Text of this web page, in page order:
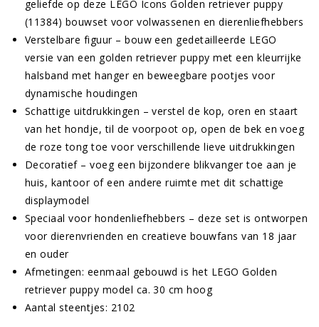
geliefde op deze LEGO Icons Golden retriever puppy
(11384) bouwset voor volwassenen en dierenliefhebbers
Verstelbare figuur – bouw een gedetailleerde LEGO
versie van een golden retriever puppy met een kleurrijke
halsband met hanger en beweegbare pootjes voor
dynamische houdingen
Schattige uitdrukkingen – verstel de kop, oren en staart
van het hondje, til de voorpoot op, open de bek en voeg
de roze tong toe voor verschillende lieve uitdrukkingen
Decoratief – voeg een bijzondere blikvanger toe aan je
huis, kantoor of een andere ruimte met dit schattige
displaymodel
Speciaal voor hondenliefhebbers – deze set is ontworpen
voor dierenvrienden en creatieve bouwfans van 18 jaar
en ouder
Afmetingen: eenmaal gebouwd is het LEGO Golden
retriever puppy model ca. 30 cm hoog
Aantal steentjes: 2102